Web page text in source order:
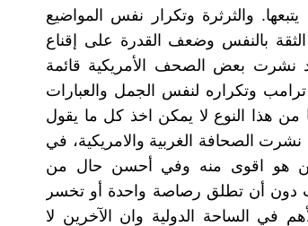
والثرثرة وتكرار نفس المواضيع
بالنفس وضعف القدرة على إقناع
نشرت بعض الصحف الأمريكية قائمة
وتكراره لنفس الجمل والعبارات
هذا النوع لا يمكن اخذ كل ما يقول
الصحافة الغربية والامريكية، في
هو اقوى منه وفي أحسن حال من
دون أن تطلق رصاصة واحدة أو تخسر
في الساحة الدولية وان الآخرين لا